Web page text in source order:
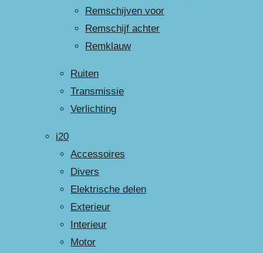
Remschijven voor
Remschijf achter
Remklauw
Ruiten
Transmissie
Verlichting
i20
Accessoires
Divers
Elektrische delen
Exterieur
Interieur
Motor